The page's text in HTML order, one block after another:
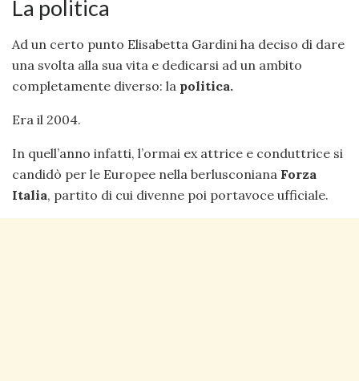
La politica
Ad un certo punto Elisabetta Gardini ha deciso di dare
una svolta alla sua vita e dedicarsi ad un ambito
completamente diverso: la politica.
Era il 2004.
In quell’anno infatti, l’ormai ex attrice e conduttrice si
candidò per le Europee nella berlusconiana Forza
Italia, partito di cui divenne poi portavoce ufficiale.